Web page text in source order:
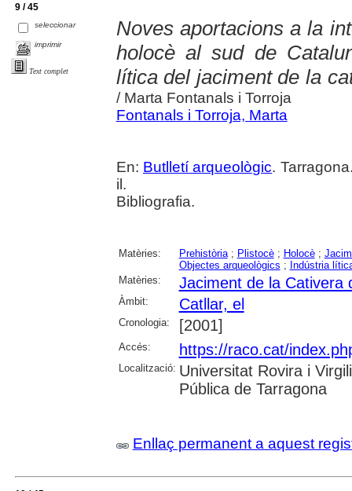
9 / 45
seleccionar
imprimir
Text complet
Noves aportacions a la
holocè al sud de
lítica del jaciment de la
/ Marta Fontanals i Torroja
Fontanals i Torroja, Marta
En: Butlletí arqueològic.
il.
Bibliografia.
Matèries: Prehistòria; Plistocè; Holocè;
Objectes arqueològics ; Indústria
Matèries:
Jaciment de la Cativera
Àmbit: Catllar, el
Cronologia: [2001]
Accés: https://raco.cat/
Localització: Universitat Rovira i
Pública de Tarragona
Enllaç permanent a aquest